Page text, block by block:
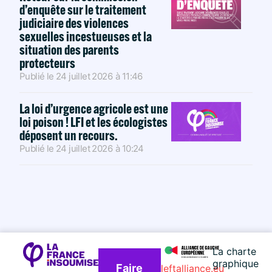
d’enquête sur le traitement
judiciaire des violences
sexuelles incestueuses et la
situation des parents
protecteurs
Publié le 24 juillet 2026 à 11:46
La loi d’urgence agricole est une
loi poison ! LFI et les écologistes
déposent un recours.
Publié le 24 juillet 2026 à 10:24
Faire
La charte
graphique
leftalliance.eu